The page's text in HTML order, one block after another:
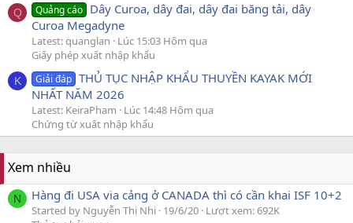
Q Quảng cáo Dây Curoa, dây đai, dây đai băng tải, dây
Curoa Megadyne
Latest: quanglan
Lúc 15:03 Hôm qua
Giấy phép xuất nhập khẩu
K Giải đáp THỦ TỤC NHẬP KHẨU THUYỀN KAYAK MỚI
NHẤT NĂM 2026
Latest: KeiraPham
Lúc 14:48 Hôm qua
Chứng từ xuất nhập khẩu
Xem nhiều
N Hàng đi USA via cảng ở CANADA thì có cần khai ISF 10+2
Started by Nguyễn Thị Nhi 19/6/20 Lượt xem: 692K